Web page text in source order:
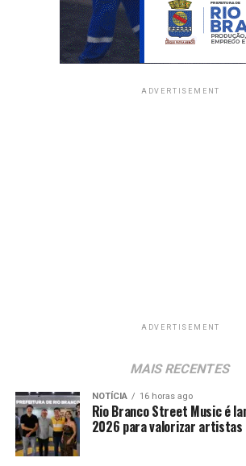
ADVERTISEMENT
ADVERTISEMENT
MAIS RECENTES
NOTÍCIA 16 horas ago
Rio Branco Street Music é
2026 para valorizar artistas